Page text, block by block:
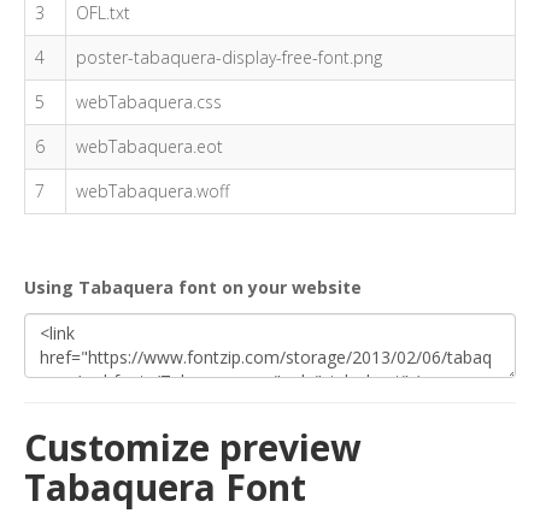
3
OFL.txt
4
poster-tabaquera-display-free-font.png
5
webTabaquera.css
6
webTabaquera.eot
7
webTabaquera.woff
Using Tabaquera font on your website
Customize preview
Tabaquera Font